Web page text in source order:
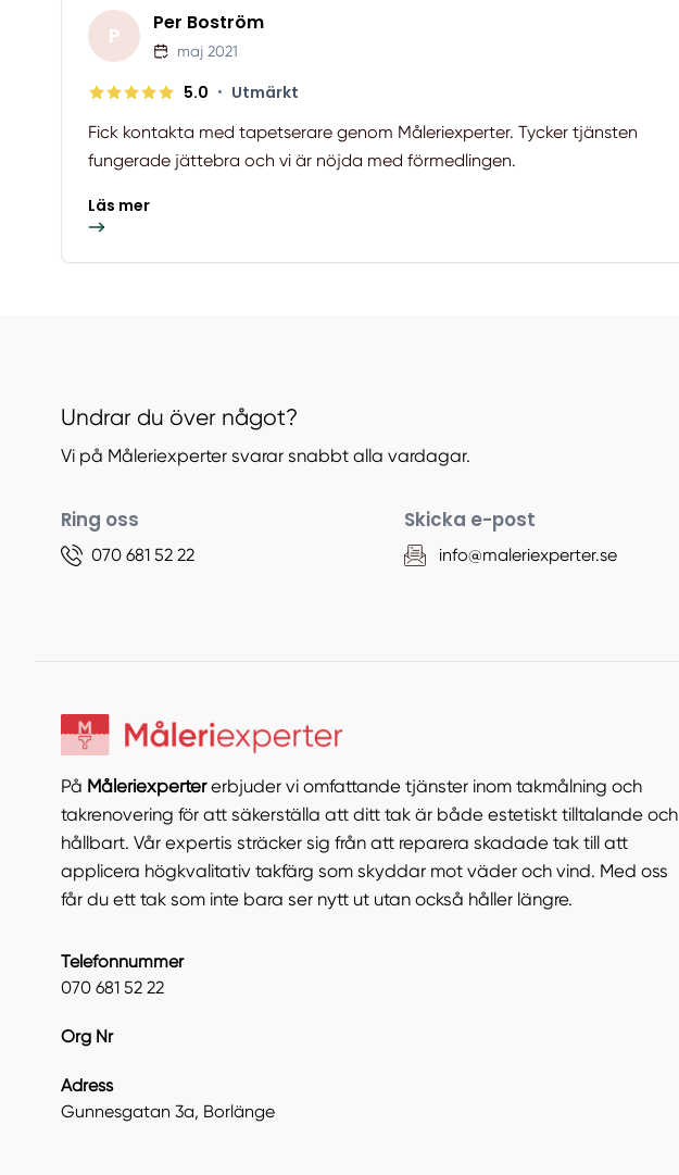
P Per Boström
maj 2021
5.0 • Utmärkt
Fick kontakta med tapetserare genom Måleriexperter. Tycker tjänsten
fungerade jättebra och vi är nöjda med förmedlingen.
Läs mer
Undrar du över något?
Vi på Måleriexperter svarar snabbt alla vardagar.
Ring oss
070 681 52 22
Skicka e-post
info@maleriexperter.se
På Måleriexpertererbjuder vi omfattande tjänster inom takmålning och
takrenovering för att säkerställa att ditt tak är både estetiskt tilltalande och
hållbart. Vår expertis sträcker sig från att reparera skadade tak till att
applicera högkvalitativ takfärg som skyddar mot väder och vind. Med oss
får du ett tak som inte bara ser nytt ut utan också håller längre.
Telefonnummer
070 681 52 22
Org Nr
Adress
Gunnesgatan 3a, Borlänge